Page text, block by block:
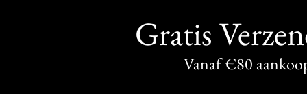
Gratis
Vanaf €80